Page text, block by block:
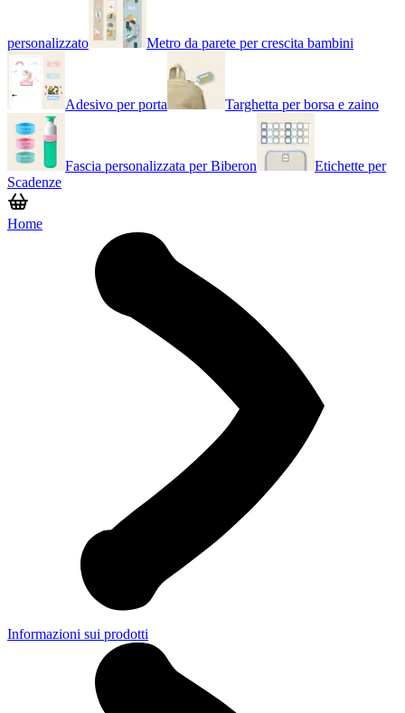
personalizzato Metro da parete per crescita bambini
Adesivo per porta Targhetta per borsa e zaino
Fascia personalizzata per Biberon
Etichette per
Scadenze
Home
Informazioni sui prodotti